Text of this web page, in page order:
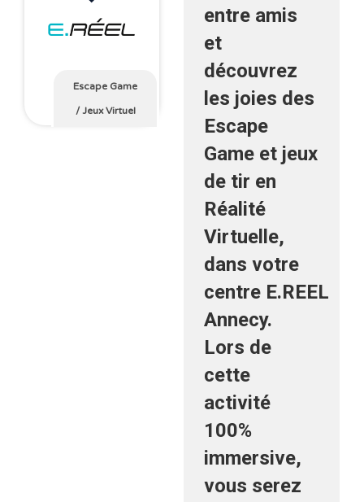
Escape Game
/Jeux Virtuel
entre amis
et
découvrez
les joies des
Escape
Game et jeux
de tir en
Réalité
Virtuelle,
dans votre
centre E.REEL
Annecy.
Lors de
cette
activité
100%
immersive,
vous serez